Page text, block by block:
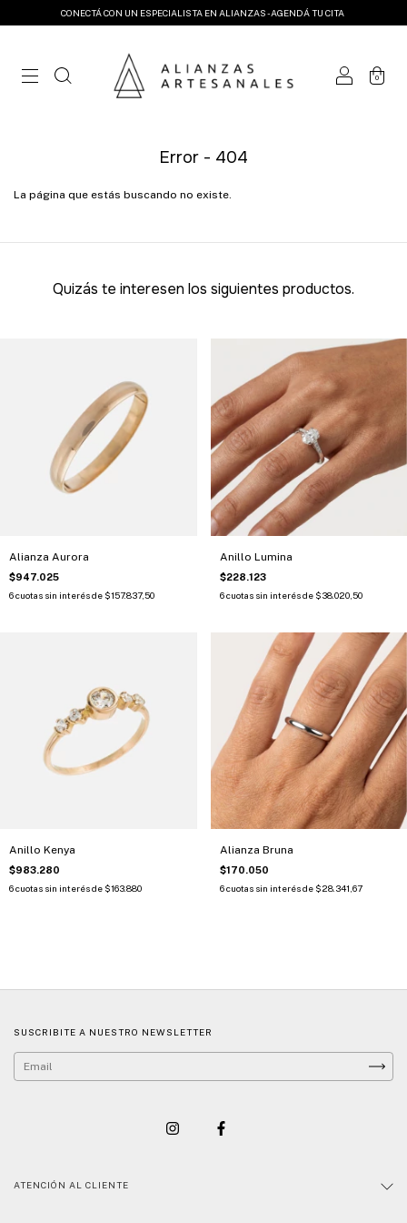
CONECTÁ CON UN ESPECIALISTA EN ALIANZAS - AGENDÁ TU CITA
0
Error - 404
La página que estás buscando no existe.
Quizás te interesen los siguientes productos.
Alianza Aurora
$947.025
6cuotas sin interés de $157.837,50
Anillo Lumina
$228.123
6 cuotas sin interés de $38.020,50
Anillo Kenya
$983.280
6cuotas sin interés de $163.880
Alianza Bruna
$170.050
6 cuotas sin interés de $28.341,67
SUSCRIBITE A NUESTRO NEWSLETTER
ATENCIÓN AL CLIENTE